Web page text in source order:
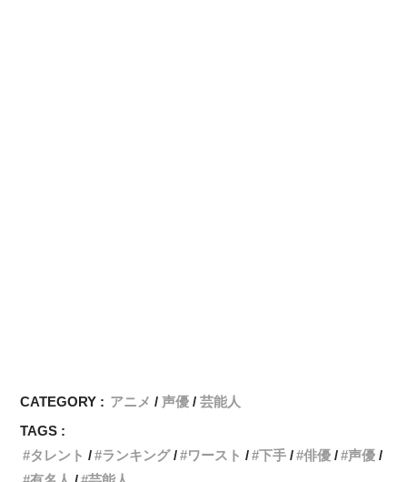
CATEGORY : アニメ 声優
芸能人
TAGS :
タレント
ランキング ワースト 下手 俳優
声優